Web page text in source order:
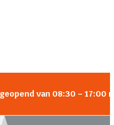
van 08:30 –